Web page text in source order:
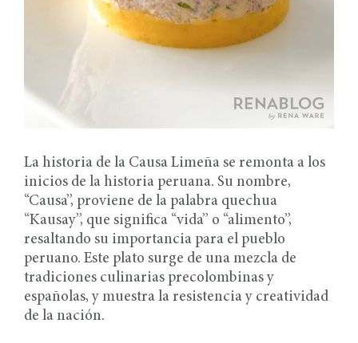
La historia de la Causa Limeña se remonta a los
inicios de la historia peruana. Su nombre,
“Causa”, proviene de la palabra quechua
“Kausay”, que significa “vida” o “alimento”,
resaltando su importancia para el pueblo
peruano. Este plato surge de una mezcla de
tradiciones culinarias precolombinas y
españolas, y muestra la resistencia y creatividad
de la nación.